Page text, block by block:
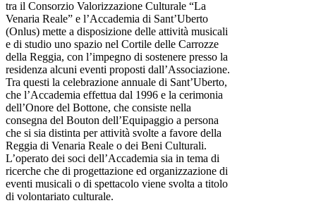
tra il Consorzio Valorizzazione Culturale “La
Venaria Reale” e l’Accademia di Sant’Uberto
(Onlus) mette a disposizione delle attività musicali
e di studio uno spazio nel Cortile delle Carrozze
della Reggia, con l’impegno di sostenere presso la
residenza alcuni eventi proposti dall’Associazione.
Tra questi la celebrazione annuale di Sant’Uberto,
che l’Accademia effettua dal 1996 e la cerimonia
dell’Onore del Bottone, che consiste nella
consegna del Bouton dell’Equipaggio a persona
che si sia distinta per attività svolte a favore della
Reggia di Venaria Reale o dei Beni Culturali.
L’operato dei soci dell’Accademia sia in tema di
ricerche che di progettazione ed organizzazione di
eventi musicali o di spettacolo viene svolta a titolo
di volontariato culturale.